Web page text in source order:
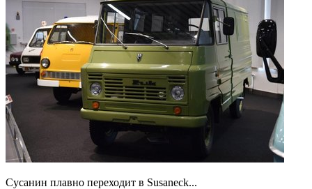
Сусанин плавно переходит в Susaneck...